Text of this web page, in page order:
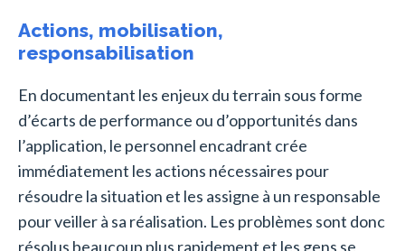
Actions, mobilisation,
responsabilisation
En documentant les enjeux du terrain sous forme
d’écarts de performance ou d’opportunités dans
l’application, le personnel encadrant crée
immédiatement les actions nécessaires pour
résoudre la situation et les assigne à un responsable
pour veiller à sa réalisation. Les problèmes sont donc
résolus beaucoup plus rapidement et les gens se